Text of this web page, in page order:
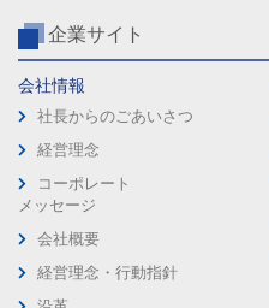
企業サイト
会社情報
社長からのごあいさつ
経営理念
コーポレート
メッセージ
会社概要
経営理念・行動指針